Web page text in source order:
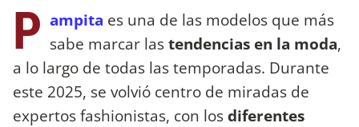
P ampita es una de las modelos que más
sabe marcar lastendencias en la moda,
a lo largo de todas las temporadas. Durante
este 2025, se volvió centro de miradas de
expertos fashionistas, con losdiferentes